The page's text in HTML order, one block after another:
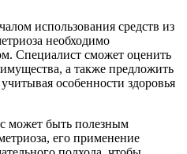
использования средств из
необходимо
Специалист сможет оценить
а также предложить
особенности здоровья
может быть полезным
его применение